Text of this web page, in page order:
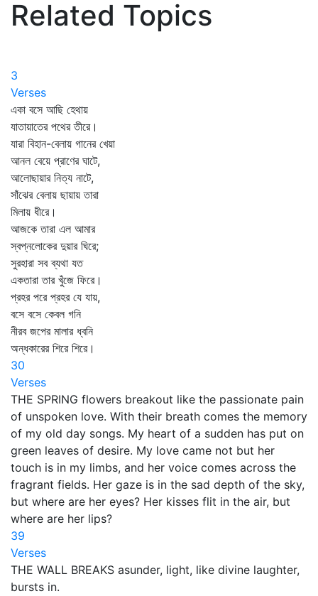
Related Topics
3
Verses
একা বসে আছি হেথায়
যাতায়াতের পথের তীরে।
যারা বিহান-বেলায় গানের খেয়া
আনল বেয়ে প্রাণের ঘাটে,
আলোছায়ার নিত্য নাটে,
সাঁঝের বেলায় ছায়ায় তারা
মিলায় ধীরে।
আজকে তারা এল আমার
স্বপ্নলোকের দুয়ার ঘিরে;
সুরহারা সব ব্যথা যত
একতারা তার খুঁজে ফিরে।
প্রহর পরে প্রহর যে যায়,
বসে বসে কেবল গনি
নীরব জপের মালার ধ্বনি
অন্ধকারের শিরে শিরে।
30
Verses
THE SPRING flowers breakout like the passionate pain
of unspoken love. With their breath comes the memory
of my old day songs. My heart of a sudden has put on
green leaves of desire. My love came not but her
touch is in my limbs, and her voice comes across the
fragrant fields. Her gaze is in the sad depth of the sky,
but where are her eyes? Her kisses flit in the air, but
where are her lips?
39
Verses
THE WALL BREAKS asunder, light, like divine laughter,
bursts in.